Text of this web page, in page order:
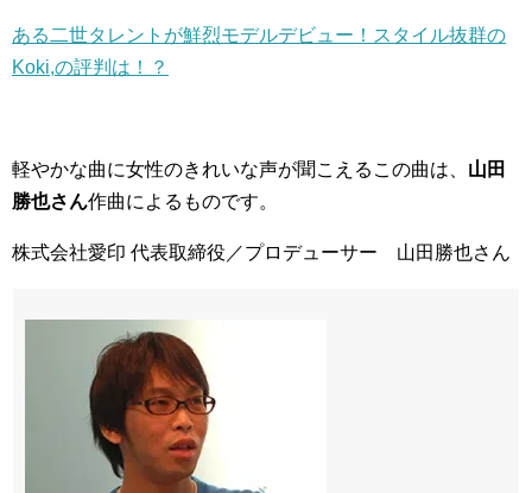
ある二世タレントが鮮烈モデルデビュー！スタイル抜群の
Koki,の評判は！？
軽やかな曲に女性のきれいな声が聞こえるこの曲は、 山田
勝也さん作曲によるものです。
株式会社愛印 代表取締役／プロデューサー 山田勝也さん